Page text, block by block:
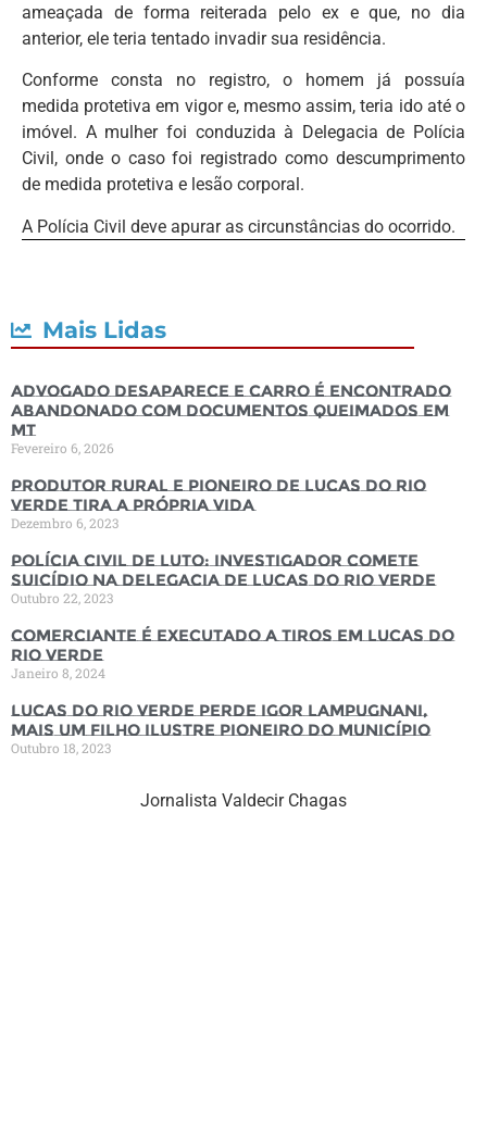
ameaçada de forma reiterada pelo ex e que, no dia
anterior, ele teria tentado invadir sua residência.
Conforme consta no registro, o homem já possuía
medida protetiva em vigor e, mesmo assim, teria ido até o
imóvel. A mulher foi conduzida à Delegacia de Polícia
Civil, onde o caso foi registrado como descumprimento
de medida protetiva e lesão corporal.
A Polícia Civil deve apurar as circunstâncias do ocorrido.
Mais Lidas
Advogado desaparece e carro é encontrado
abandonado com documentos queimados em
MT
Fevereiro 6, 2026
Produtor rural e pioneiro de Lucas do Rio
Verde tira a própria vida
Dezembro 6, 2023
Polícia Civil de luto: Investigador comete
suicídio na Delegacia de Lucas do Rio Verde
Outubro 22, 2023
Comerciante é executado a tiros em Lucas do
Rio Verde
Janeiro 8, 2024
Lucas do Rio Verde perde Igor Lampugnani,
mais um filho ilustre pioneiro do município
Outubro 18, 2023
Jornalista Valdecir Chagas